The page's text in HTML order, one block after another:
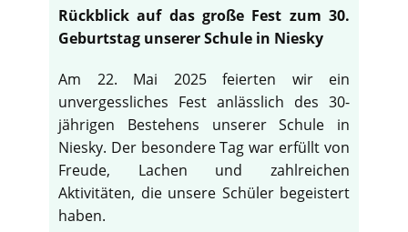
Rückblick auf das große Fest zum 30.
Geburtstag unserer Schule in Niesky
Am 22. Mai 2025 feierten wir ein
unvergessliches Fest anlässlich des 30-
jährigen Bestehens unserer Schule in
Niesky. Der besondere Tag war erfüllt von
Freude, Lachen und zahlreichen
Aktivitäten, die unsere Schüler begeistert
haben.